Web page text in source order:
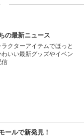
の最新ニュース
クターアイテムでほっと
いい最新グッズやイベン
信
ールで新発見！